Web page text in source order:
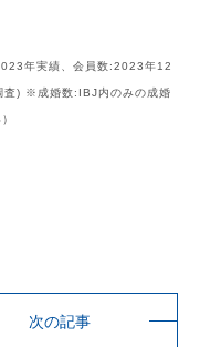
年実績、会員数:2023年12
査) ※成婚数:IBJ内のみの成婚
次の記事